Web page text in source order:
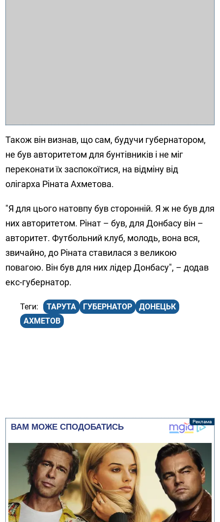
Також він визнав, що сам, будучи губернатором,
не був авторитетом для бунтівників і не міг
переконати їх заспокоїтися, на відміну від
олігарха Ріната Ахметова.
"Я для цього натовпу був сторонній. Я ж не був для
них авторитетом. Рінат – був, для Донбасу він –
авторитет. Футбольний клуб, молодь, вона вся,
звичайно, до Ріната ставилася з великою
повагою. Він був для них лідер Донбасу", – додав
екс-губернатор.
ТАРУТА ГУБЕРНАТОР
ДОНЕЦЬК
АХМЕТОВ